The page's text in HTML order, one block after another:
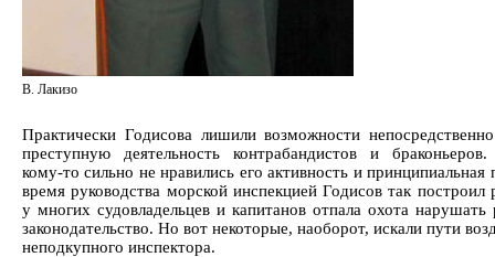
В. Лакизо
Практически Годисова лишили возможности
преступную деятельность контрабандистов и
кому-то сильно не нравились его активность и принципиальная
время руководства морской инспекцией Годисов так построил
у многих судовладельцев и капитанов отпала охота нарушать
законодательство. Но вот некоторые, наоборот, искали пути
неподкупного инспектора.